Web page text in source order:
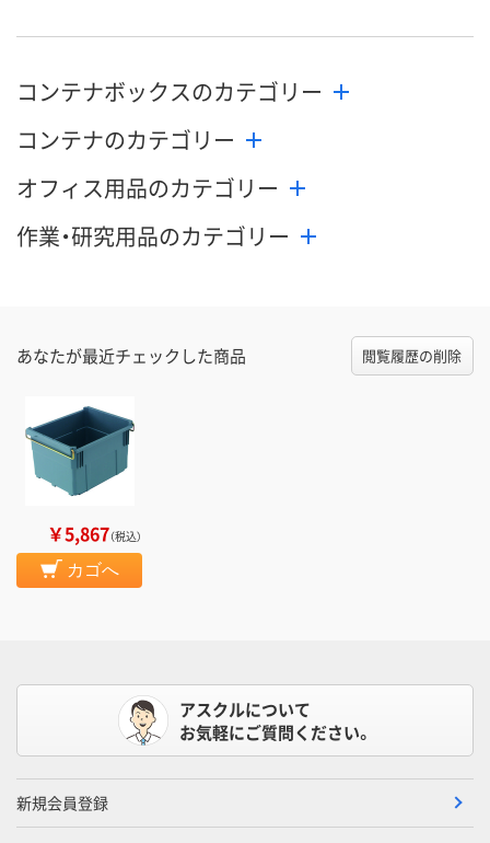
コンテナボックスのカテゴリー
コンテナのカテゴリー
オフィス用品のカテゴリー
作業・研究用品のカテゴリー
あなたが最近チェックした商品 閲覧履歴の削除
￥5,867（税込）
カゴへ
アスクルについて
お気軽にご質問ください。
新規会員登録